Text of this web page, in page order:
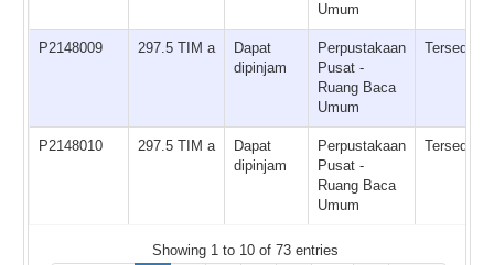
Umum
P2148009 297.5 TIM a
Dapat
dipinjam
Perpustakaan
Pusat -
Ruang Baca
Umum
Tersedia
P2148010 297.5 TIM a
Dapat
dipinjam
Perpustakaan
Pusat -
Ruang Baca
Umum
Tersedia
Showing 1 to 10 of 73 entries